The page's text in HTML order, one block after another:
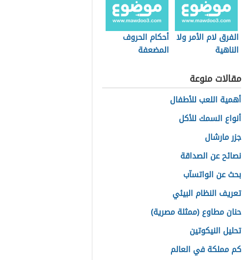
الفرق لام الأمر ولا
الناهية
أحكام الحروف
المضعفة
مقالات منوعة
أهمية اللعب للأطفال
أنواع السمك للأكل
جزر مارشال
نصائح عن الصداقة
بحث عن الواتسآب
تعريف النظام البيئي
حنان مطاوع (ممثلة مصرية)
تحليل النيكوتين
كم مملكة في العالم